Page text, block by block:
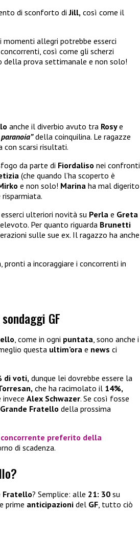
di sconforto diJill, così come il
momenti allegri potrebbe esserci
così come gli scherzi
della prova settimanale e non solo!
anche il diverbio avuto tra Rosye
della coinquilina. Le ragazze
con scarsi risultati.
da parte di Fiordaliso nei confronti
(che quando l’ha scoperto è
e non solo! Marina ha mal digerito
risparmiata.
ulteriori novità su Perla e Greta
Per quanto riguarda Brunetti
sulle sue ex. Il ragazzo ha anche
, pronti a incoraggiare i concorrenti in
GF
, come in ogni puntata , sono anche i
questa ultim’ora e news ci
di voti, dunque lei dovrebbe essere la
che ha racimolato il 14%,
invece Alex Schwazer. Se così fosse
Grande Fratello della prossima
preferito della
di scadenza.
Fratello? Semplice: alle 21: 30 su
prime anticipazioni del GF , tutto ciò